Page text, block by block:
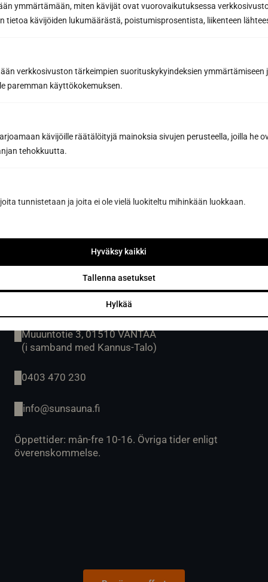
ymmärtämään, miten kävijät ovat vuorovaikutuksessa
tietoa kävijöiden lukumäärästä, poistumisprosentista, liikenteen
verkkosivuston tärkeimpien suorituskykyindeksien ymmärtämiseen
paremman käyttökokemuksen.
kävijöille räätälöityjä mainoksia sivujen perusteella, joilla he
tehokkuutta.
tunnistetaan ja joita ei ole vielä luokiteltu mihinkään luokkaan.
Hylkää
Tallenna asetukset
Hyväksy kaikki
Sun Sauna Oy, Jyväskylä
040 3470 220
Öppet vardagar 9-16 eller enligt överenskommelse.
Sun Sauna Oy, Vanda, Pakkala
Muuuntotie 3, 01510 VANTAA
(i samband med Kannus-Talo)
0403 470 230
info@sunsauna.fi
Öppettider: mån-fre 10-16. Övriga tider enligt
överenskommelse.